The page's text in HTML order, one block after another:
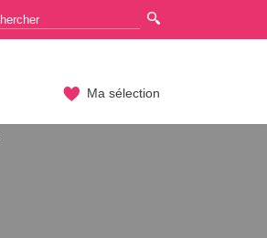
Ma sélection